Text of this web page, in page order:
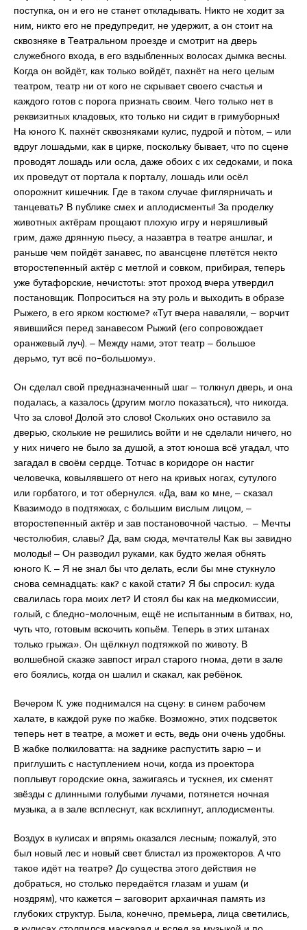
поступка, он и его не станет откладывать. Никто не ходит за
ним, никто его не предупредит, не удержит, а он стоит на
сквозняке в Театральном проезде и смотрит на дверь
служебного входа, в его вздыбленных волосах дымка весны.
Когда он войдёт, как только войдёт, пахнёт на него целым
театром, театр ни от кого не скрывает своего счастья и
каждого готов с порога признать своим. Чего только нет в
реквизитных кладовых, кто только ни сидит в гримуборных!
На юного К. пахнёт сквозняками кулис, пудрой и по̀том, ‒ или
вдруг лошадьми, как в цирке, поскольку бывает, что по сцене
проводят лошадь или осла, даже обоих с их седоками, и пока
их проведут от портала к порталу, лошадь или осёл
опорожнит кишечник. Где в таком случае фиглярничать и
танцевать? В публике смех и аплодисменты! За проделку
животных актёрам прощают плохую игру и неряшливый
грим, даже дрянную пьесу, а назавтра в театре аншлаг, и
раньше чем пойдёт занавес, по авансцене плетётся некто
второстепенный актёр с метлой и совком, прибирая, теперь
уже бутафорские, нечистоты: этот проход вчера утвердил
постановщик. Попроситься на эту роль и выходить в образе
Рыжего, в его ярком костюме? «Тут вчера наваляли, ‒ ворчит
явившийся перед занавесом Рыжий (его сопровождает
оранжевый луч). ‒ Между нами, этот театр ‒ большое
дерьмо, тут всё по-большому».
Он сделал свой предназначенный шаг ‒ толкнул дверь, и она
подалась, а казалось (другим могло показаться), что никогда.
Что за слово! Долой это слово! Скольких оно оставило за
дверью, сколькие не решились войти и не сделали ничего, но
у них ничего не было за душой, а этот юноша всё угадал, что
загадал в своём сердце. Тотчас в коридоре он настиг
человечка, ковылявшего от него на кривых ногах, сутулого
или горбатого, и тот обернулся. «Да, вам ко мне, ‒ сказал
Квазимодо в подтяжках, с большим вислым лицом, ‒
второстепенный актёр и зав постановочной частью. ‒ Мечты
честолюбия, славы? Да, вам сюда, мечтатель! Как вы завидно
молоды! ‒ Он разводил руками, как будто желая обнять
юного К. ‒ Я не знал бы что делать, если бы мне стукнуло
снова семнадцать: как? с какой стати? Я бы спросил: куда
свалилась гора моих лет? И стоял бы как на медкомиссии,
голый, с бледно-молочным, ещё не испытанным в битвах, но,
чуть что, готовым вскочить копьём. Теперь в этих штанах
только грыжа». Он щёлкнул подтяжкой по животу. В
волшебной сказке завпост играл старого гнома, дети в зале
его боялись, когда он шалил и скакал, как ребёнок.
Вечером К. уже поднимался на сцену: в синем рабочем
халате, в каждой руке по жабке. Возможно, этих подсветок
теперь нет в театре, а может и есть, ведь они очень удобны.
В жабке полкиловатта: на заднике распустить зарю ‒ и
приглушить с наступлением ночи, когда из проектора
поплывут городские окна, зажигаясь и тускнея, их сменят
звёзды с длинными голубыми лучами, потянется ночная
музыка, а в зале всплеснут, как всхлипнут, аплодисменты.
Воздух в кулисах и впрямь оказался лесным; пожалуй, это
был новый лес и новый свет блистал из прожекторов. А что
такое идёт на театре? До существа этого действия не
добраться, но столько передаётся глазам и ушам (и
ноздрям), что кажется ‒ заговорит архаичная память из
глубоких структур. Была, конечно, премьера, лица светились,